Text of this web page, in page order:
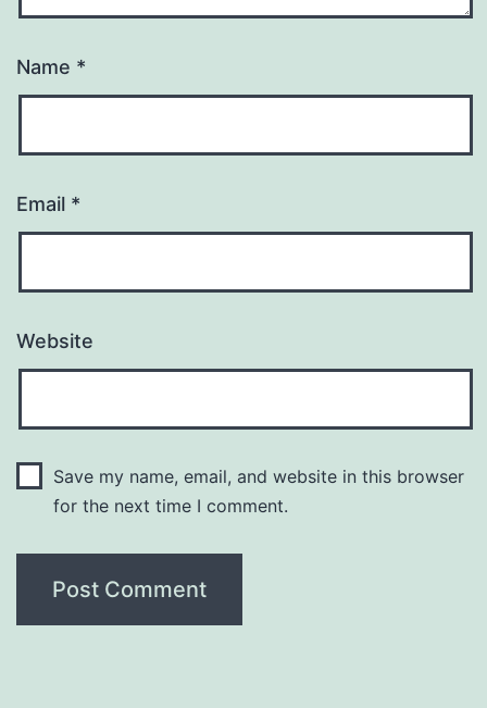
Name *
Email *
Website
Save my name, email, and website in this browser
for the next time I comment.